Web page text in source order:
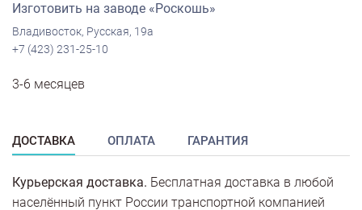
Изготовить на заводе «Роскошь»
Владивосток, Русская, 19а
+7 (423) 231-25-10
3-6 месяцев
ДОСТАВКА ОПЛАТА ГАРАНТИЯ
Курьерская доставка. Бесплатная доставка в любой
населённый пункт России транспортной компанией